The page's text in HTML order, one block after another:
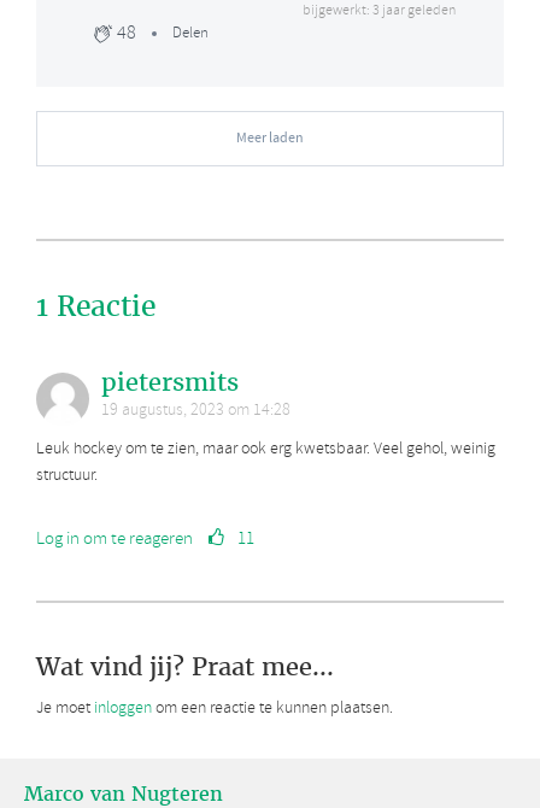
bijgewerkt: 3 jaar geleden
48 Delen
Meer laden
1 Reactie
pietersmits
19 augustus, 2023 om 14:28
Leuk hockey om te zien, maar ook erg kwetsbaar. Veel gehol, weinig
structuur.
Log in om te reageren 11
Wat vind jij? Praat mee...
Je moet inloggenom een reactie te kunnen plaatsen.
Marco van Nugteren